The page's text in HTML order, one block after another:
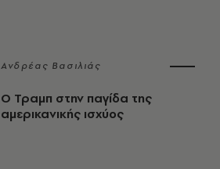
Ανδρέας Βασιλιάς
Ο Τραμπ στην παγίδα της
αμερικανικής ισχύος